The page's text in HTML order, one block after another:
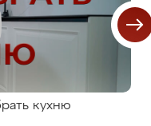
кухню